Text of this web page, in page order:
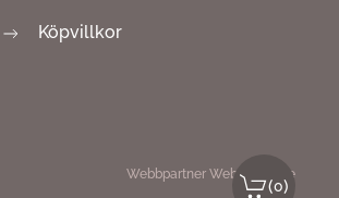
Köpvillkor
(0)
Webbpartner Webbproffs.se